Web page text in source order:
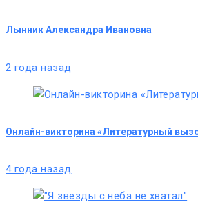
Лынник Александра Ивановна
2 года назад
Онлайн-викторина «Литературный
4 года назад